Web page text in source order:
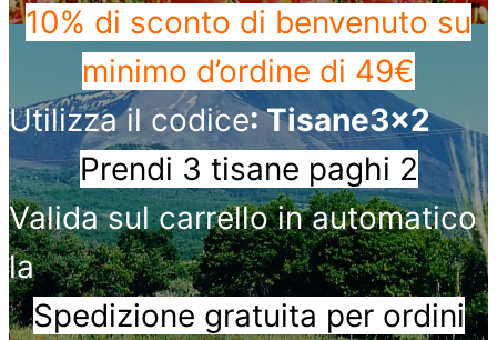
10% di sconto di benvenuto su
minimo d’ordine di 49€
Utilizza il codice: Tisane3x2
Prendi 3 tisane paghi 2
Valida sul carrello in automatico
la
Spedizione gratuita per ordini